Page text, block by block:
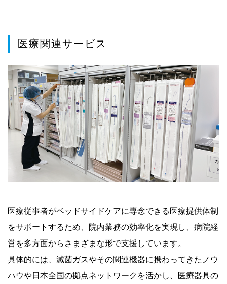
医療関連サービス
医療従事者がベッドサイドケアに専念できる医療提供体制
をサポートするため、院内業務の効率化を実現し、病院経
営を多方面からさまざまな形で支援しています。
具体的には、滅菌ガスやその関連機器に携わってきたノウ
ハウや日本全国の拠点ネットワークを活かし、医療器具の